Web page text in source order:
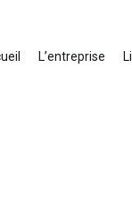
France et Europe
L’entreprise